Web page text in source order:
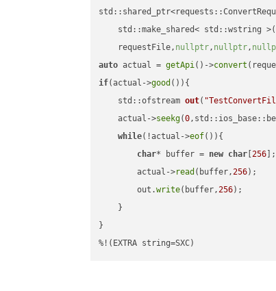
    std::make_shared< std::wstring >(
    requestFile,
nullptr, nullptr,
auto actual = getApi()->convert
if(actual->good ()){
std::ofstream out(
    actual->
seekg(0
while(!actual->eof()){
char* buffer = new char [256 ];
        actual->
read (buffer,256);
        out.
write(buffer,256);
    }
}
%!(EXTRA string=SXC)